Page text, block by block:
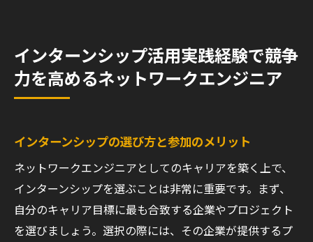
インターンシップ活用実践経験で競争
力を高めるネットワークエンジニア
インターンシップの選び方と参加のメリット
ネットワークエンジニアとしてのキャリアを築く上で、
インターンシップを選ぶことは非常に重要です。まず、
自分のキャリア目標に最も合致する企業やプロジェクト
を選びましょう。選択の際には、その企業が提供するプ